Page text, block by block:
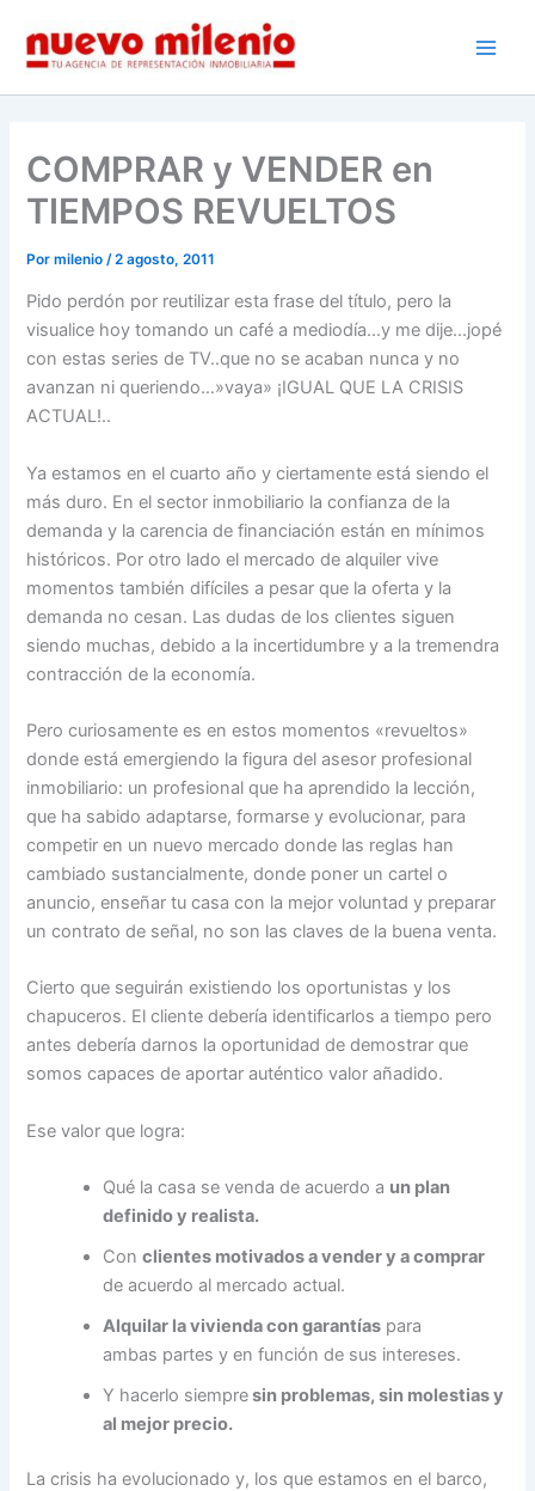
contenido
COMPRAR y VENDER en
TIEMPOS REVUELTOS
Pormilenio /2 agosto, 2011
Pido perdón por reutilizar esta frase del título, pero la
visualice hoy tomando un café a mediodía…y me dije…jopé
con estas series de TV..que no se acaban nunca y no
avanzan ni queriendo…»vaya» ¡IGUAL QUE LA CRISIS
ACTUAL!..
Ya estamos en el cuarto año y ciertamente está siendo el
más duro. En el sector inmobiliario la confianza de la
demanda y la carencia de financiación están en mínimos
históricos. Por otro lado el mercado de alquiler vive
momentos también difíciles a pesar que la oferta y la
demanda no cesan. Las dudas de los clientes siguen
siendo muchas, debido a la incertidumbre y a la tremendra
contracción de la economía.
Pero curiosamente es en estos momentos «revueltos»
donde está emergiendo la figura del asesor profesional
inmobiliario: un profesional que ha aprendido la lección,
que ha sabido adaptarse, formarse y evolucionar, para
competir en un nuevo mercado donde las reglas han
cambiado sustancialmente, donde poner un cartel o
anuncio, enseñar tu casa con la mejor voluntad y preparar
un contrato de señal, no son las claves de la buena venta.
Cierto que seguirán existiendo los oportunistas y los
chapuceros. El cliente debería identificarlos a tiempo pero
antes debería darnos la oportunidad de demostrar que
somos capaces de aportar auténtico valor añadido.
Ese valor que logra:
Qué la casa se venda de acuerdo a un plan
definido y realista.
Conclientes motivados a vender y a comprar
de acuerdo al mercado actual.
Alquilar la vivienda con garantías para
ambas partes y en función de sus intereses.
Y hacerlo siempresin problemas, sin molestias y
al mejor precio.
La crisis ha evolucionado y, los que estamos en el barco,